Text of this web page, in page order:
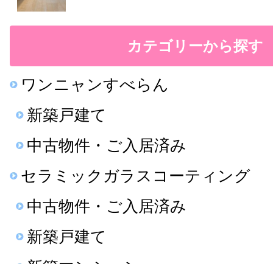
カテゴリーから探す
ワンニャンすべらん
新築戸建て
中古物件・ご入居済み
セラミックガラスコーティング
中古物件・ご入居済み
新築戸建て